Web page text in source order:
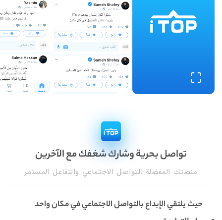
تواصل بحرية وشارك شغفك مع الآخرين
منصتك المفضلة للتواصل الاجتماعي والتفاعل المستمر
حيث يلتقي الإبداع بالتواصل الاجتماعي في مكان واحد